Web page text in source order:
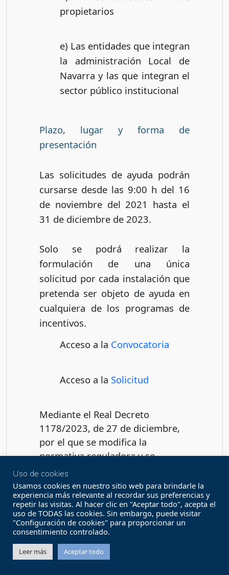
propietarios
e) Las entidades que integran
la administración Local de
Navarra y las que integran el
sector público institucional
Plazo, lugar y forma de
presentación
Las solicitudes de ayuda podrán
cursarse desde las 9:00 h del 16
de noviembre del 2021 hasta el
31 de diciembre de 2023.
Solo se podrá realizar la
formulación de una única
solicitud por cada instalación que
pretenda ser objeto de ayuda en
cualquiera de los programas de
incentivos.
Acceso a la Convocatoria
Acceso a la Solicitud
Mediante el Real Decreto
1178/2023, de 27 de diciembre,
por el que se modifica la
normativa reguladora y se
adaptan al marco europeo de
ayudas de Estado determinados
programas de ayudas de
rehabilitación energética y
energías renovables del Plan de
Recuperación, Transformación y
Resiliencia, se amplía el plazo de
Uso de cookies
Usamos cookies en nuestro sitio web para brindarle la
experiencia más relevante al recordar sus preferencias y
repetir las visitas. Al hacer clic en "Aceptar todo", acepta el
uso de TODAS las cookies. Sin embargo, puede visitar
"Configuración de cookies" para proporcionar un
consentimiento controlado.
Leer más Aceptar todo